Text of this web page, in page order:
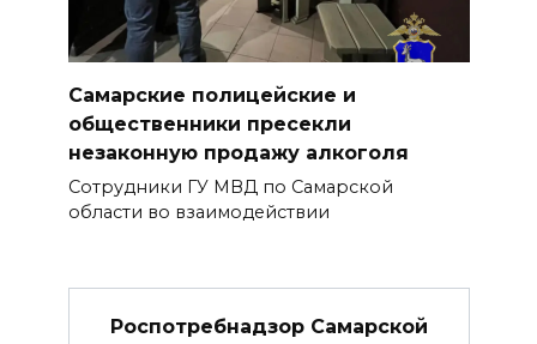
Самарские полицейские и
общественники пресекли
незаконную продажу алкоголя
Сотрудники ГУ МВД по Самарской
области во взаимодействии
Роспотребнадзор Самарской